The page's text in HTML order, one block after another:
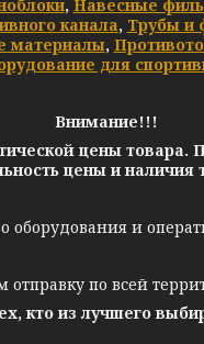
, Навесные
канала, Трубы и
материалы,
для
Внимание!!!
цены товара.
цены и
оборудования и
по всей
кто из лучшего